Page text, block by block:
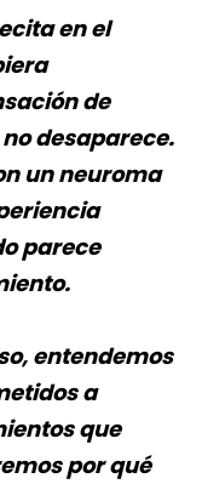
en el
de
desaparece.
un neuroma
parece
entendemos
a
que
por qué